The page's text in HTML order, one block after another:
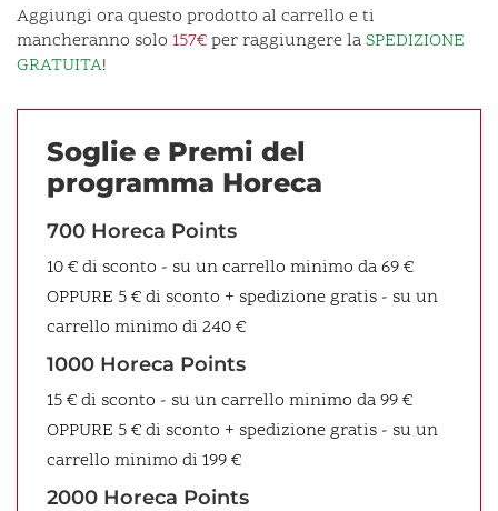
Aggiungi ora questo prodotto al carrello e ti
mancheranno solo 157€per raggiungere laSPEDIZIONE
GRATUITA!
Soglie e Premi del
programma Horeca
700 Horeca Points
10 € di sconto - su un carrello minimo da 69 €
OPPURE 5 € di sconto + spedizione gratis - su un
carrello minimo di 240 €
1000 Horeca Points
15 € di sconto - su un carrello minimo da 99 €
OPPURE 5 € di sconto + spedizione gratis - su un
carrello minimo di 199 €
2000 Horeca Points